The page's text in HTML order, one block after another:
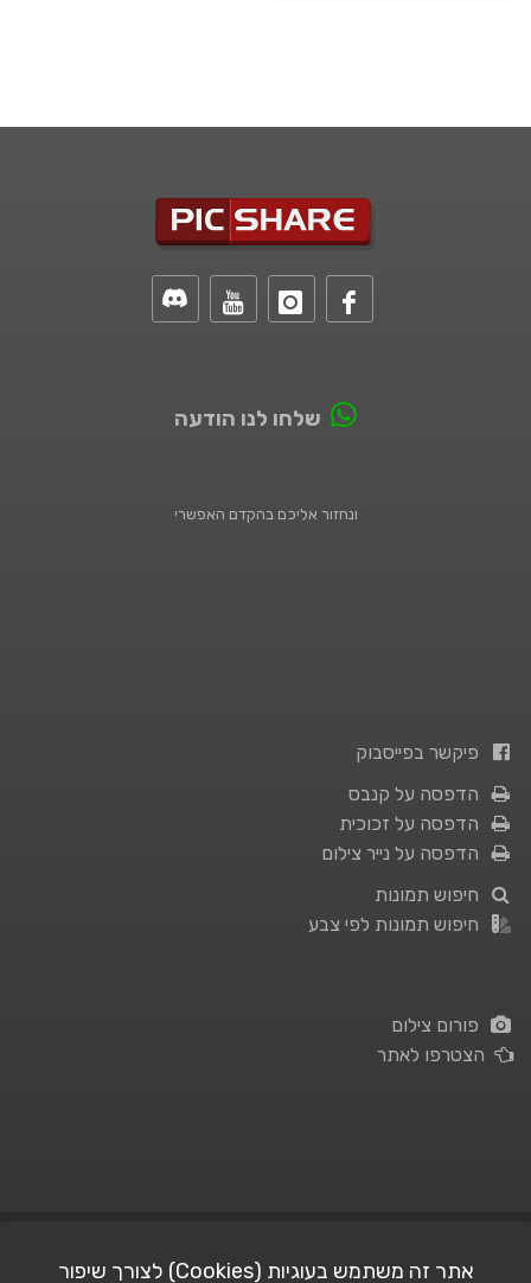
שלחו לנו הודעה
ונחזור אליכם בהקדם האפשרי
פיקשר בפייסבוק
הדפסה על קנבס
הדפסה על זכוכית
הדפסה על נייר צילום
חיפוש תמונות
חיפוש תמונות לפי צבע
פורום צילום
הצטרפו לאתר
אתר זה משתמש בעוגיות (Cookies) לצורך שיפור